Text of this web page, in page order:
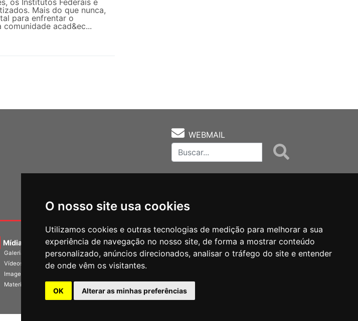
O nosso site usa cookies
Utilizamos cookies e outras tecnologias de medição para melhorar a sua
experiência de navegação no nosso site, de forma a mostrar conteúdo
personalizado, anúncios direcionados, analisar o tráfego do site e entender
de onde vêm os visitantes.
OK Alterar as minhas preferências
Mais do que nunca,
para enfrentar o
acad&ec...
WEBMAIL
Mídias
Galerias
Vídeos
Imagens
Materiais
Agenda Notícias Notas Técnicas Fale Conocsco